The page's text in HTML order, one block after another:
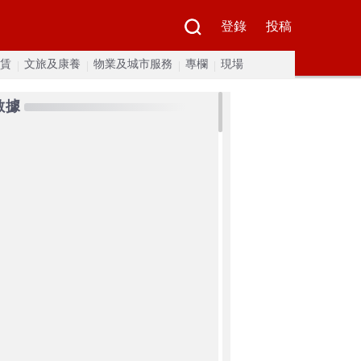
登錄 投稿
文旅及康養 物業及城市服務 專欄 現場
據